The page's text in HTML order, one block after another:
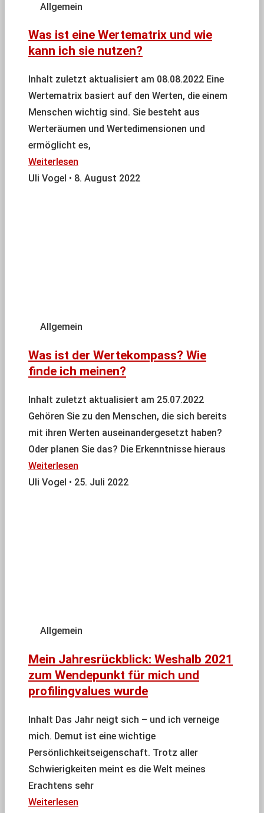
Allgemein
Was ist eine Wertematrix und wie
kann ich sie nutzen?
Inhalt zuletzt aktualisiert am 08.08.2022 Eine
Wertematrix basiert auf den Werten, die einem
Menschen wichtig sind. Sie besteht aus
Werteräumen und Wertedimensionen und
ermöglicht es,
Weiterlesen
Uli Vogel
8. August 2022
Allgemein
Was ist der Wertekompass? Wie
finde ich meinen?
Inhalt zuletzt aktualisiert am 25.07.2022
Gehören Sie zu den Menschen, die sich bereits
mit ihren Werten auseinandergesetzt haben?
Oder planen Sie das? Die Erkenntnisse hieraus
Weiterlesen
Uli Vogel
25. Juli 2022
Allgemein
Mein Jahresrückblick: Weshalb 2021
zum Wendepunkt für mich und
profilingvalues wurde
Inhalt Das Jahr neigt sich – und ich verneige
mich. Demut ist eine wichtige
Persönlichkeitseigenschaft. Trotz aller
Schwierigkeiten meint es die Welt meines
Erachtens sehr
Weiterlesen